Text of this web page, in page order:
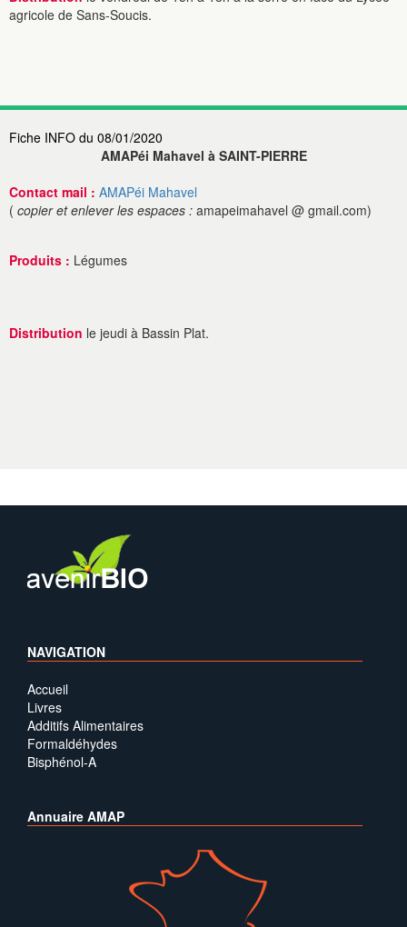
agricole de Sans-Soucis.
Fiche INFO du 08/01/2020
AMAPéi Mahavel à SAINT-PIERRE
Contact mail : AMAPéi Mahavel
( copier et enlever les espaces : amapeimahavel @ gmail.com)
Produits : Légumes
Distribution le jeudi à Bassin Plat.
NAVIGATION
Accueil
Livres
Additifs Alimentaires
Formaldéhydes
Bisphénol-A
Annuaire AMAP